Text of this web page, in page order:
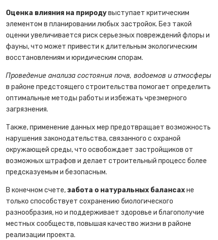
Оценка влияния на природувыступает критическим
элементом в планировании любых застройок. Без такой
оценки увеличивается риск серьезных повреждений флоры и
фауны, что может привести к длительным экологическим
восстановлениям и юридическим спорам.
Проведение анализа состояния почв, водоемов и атмосферы
в районе предстоящего строительства помогает определить
оптимальные методы работы и избежать чрезмерного
загрязнения.
Также, применение данных мер предотвращает возможность
нарушения законодательства, связанного с охраной
окружающей среды, что освобождает застройщиков от
возможных штрафов и делает строительный процесс более
предсказуемым и безопасным.
В конечном счете,забота о натуральных балансахне
только способствует сохранению биологического
разнообразия, но и поддерживает здоровье и благополучие
местных сообществ, повышая качество жизни в районе
реализации проекта.